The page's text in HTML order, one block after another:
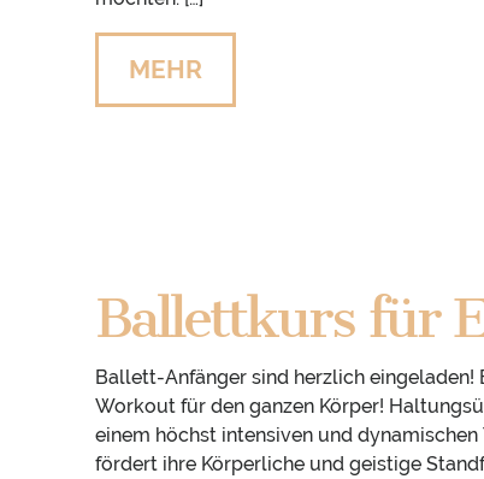
MEHR
Ballettkurs für
Ballett-Anfänger sind herzlich eingeladen!
Workout für den ganzen Körper!
einem höchst intensiven und
fördert ihre Körperliche und geistige